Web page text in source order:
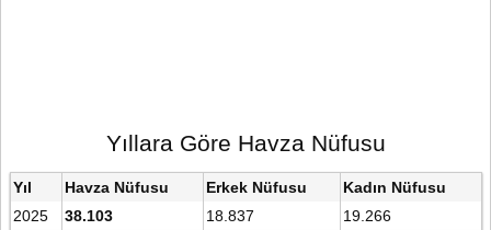
Yıllara Göre Havza Nüfusu
Yıl Havza Nüfusu Erkek Nüfusu
Kadın Nüfusu
2025
38.103 18.837
19.266